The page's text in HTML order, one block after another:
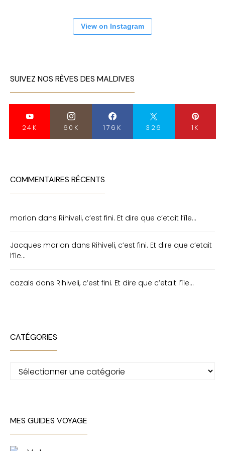
View on Instagram
SUIVEZ NOS RÊVES DES MALDIVES
24K 60K 176K 326 1K
COMMENTAIRES RÉCENTS
morlon dans Rihiveli, c’est fini. Et dire que c’etait l’île…
Jacques morlon dans Rihiveli, c’est fini. Et dire que c’etait
l’île…
cazals dans Rihiveli, c’est fini. Et dire que c’etait l’île…
CATÉGORIES
Catégories
MES GUIDES VOYAGE